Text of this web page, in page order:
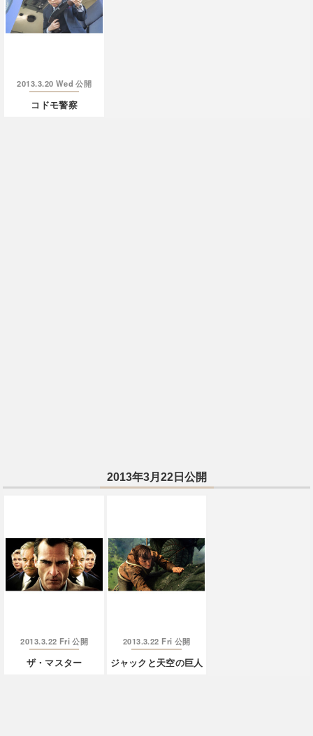
2013.3.20 Wed 公開
コドモ警察
2013年3月22日公開
2013.3.22 Fri 公開
ザ・マスター
2013.3.22 Fri 公開
ジャックと天空の巨人